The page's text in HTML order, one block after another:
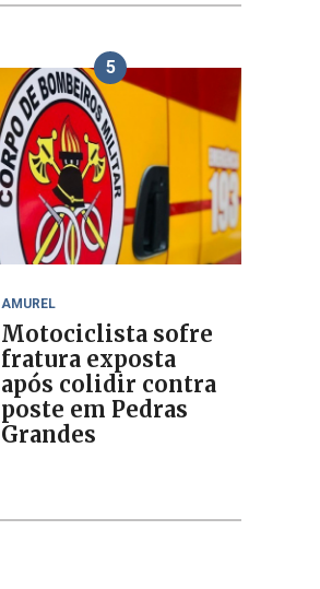
5
AMUREL
Motociclista sofre
fratura exposta
após colidir contra
poste em Pedras
Grandes